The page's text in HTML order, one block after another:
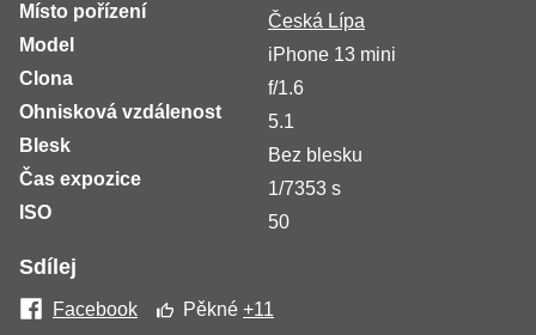
Místo pořízení
Česká Lípa
Model
iPhone 13 mini
Clona
f/1.6
Ohnisková vzdálenost
5.1
Blesk
Bez blesku
Čas expozice
1/7353 s
ISO
50
Sdílej
Facebook Pěkné+11